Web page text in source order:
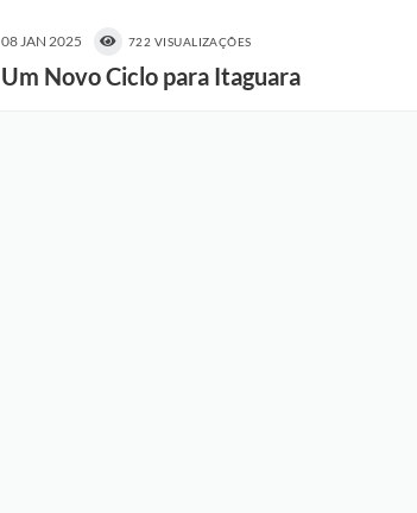
08 JAN 2025 722 VISUALIZAÇÕES
Um Novo Ciclo para Itaguara